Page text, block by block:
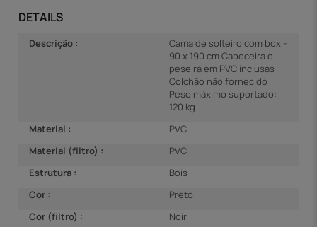
DETAILS
Descrição :
Cama de solteiro com box -
90 x 190 cm Cabeceira e
peseira em PVC inclusas
Colchão não fornecido
Peso máximo suportado:
120 kg
Material :
PVC
Material (filtro) :
PVC
Estrutura :
Bois
Cor :
Preto
Cor (filtro) :
Noir